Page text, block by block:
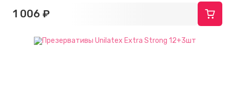
1 006 ₽